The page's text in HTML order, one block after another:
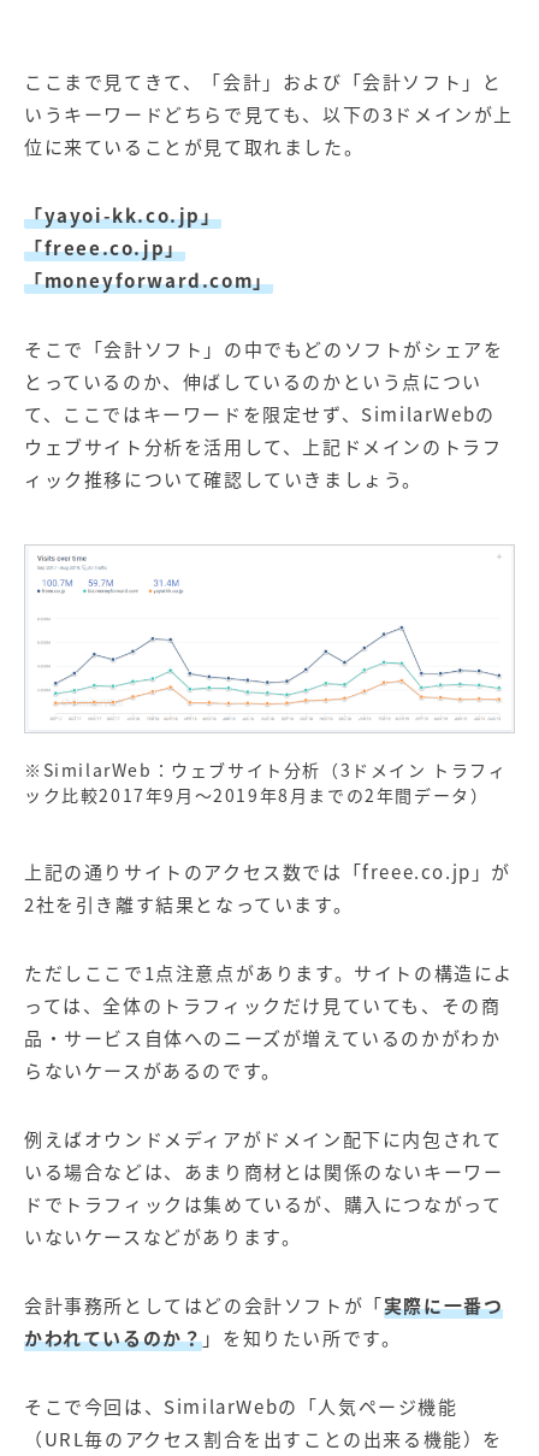
ここまで見てきて、「会計」および「会計ソフト」と
いうキーワードどちらで見ても、以下の3ドメインが上
位に来ていることが見て取れました。
「yayoi-kk.co.jp」
「freee.co.jp」
「moneyforward.com」
そこで「会計ソフト」の中でもどのソフトがシェアを
とっているのか、伸ばしているのかという点につい
て、ここではキーワードを限定せず、SimilarWebの
ウェブサイト分析を活用して、上記ドメインのトラフ
ィック推移について確認していきましょう。
※SimilarWeb：ウェブサイト分析（3ドメイン トラフィ
ック比較2017年9月～2019年8月までの2年間データ）
上記の通りサイトのアクセス数では「freee.co.jp」が
2社を引き離す結果となっています。
ただしここで1点注意点があります。サイトの構造によ
っては、全体のトラフィックだけ見ていても、その商
品・サービス自体へのニーズが増えているのかがわか
らないケースがあるのです。
例えばオウンドメディアがドメイン配下に内包されて
いる場合などは、あまり商材とは関係のないキーワー
ドでトラフィックは集めているが、購入につながって
いないケースなどがあります。
会計事務所としてはどの会計ソフトが「実際に一番つ
かわれているのか？」を知りたい所です。
そこで今回は、SimilarWebの「人気ページ機能
（URL毎のアクセス割合を出すことの出来る機能）を